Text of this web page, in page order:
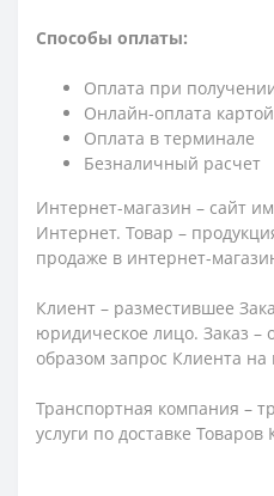
Способы оплаты:
Оплата при
Онлайн-оплата картой
Оплата в терминале
Безналичный расчет
Интернет-магазин – сайт
Интернет. Товар –
продаже в интернет-
Клиент – разместившее
юридическое лицо. Заказ
образом запрос Клиента на
Транспортная компания –
услуги по доставке Товаров